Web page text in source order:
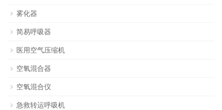
雾化器
简易呼吸器
医用空气压缩机
空氧混合器
空氧混合仪
急救转运呼吸机